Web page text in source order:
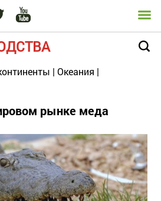
| Океания |
рынке меда